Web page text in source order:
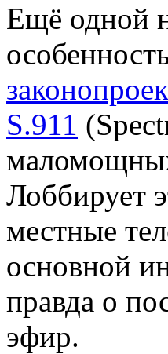
Ещё одной
S.911
Лоббирует
местные
основной
правда о
эфир.